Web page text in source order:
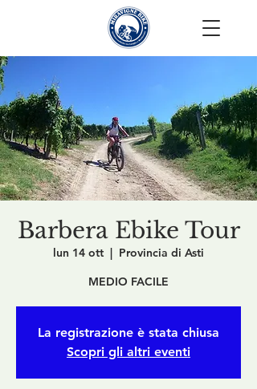
Barbera Ebike Tour
lun 14 ott
  |
Provincia di Asti
MEDIO FACILE
La registrazione è stata chiusa
Scopri gli altri eventi